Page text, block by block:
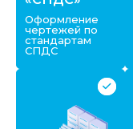
Оформление
чертежей по
стандартам
СПДС